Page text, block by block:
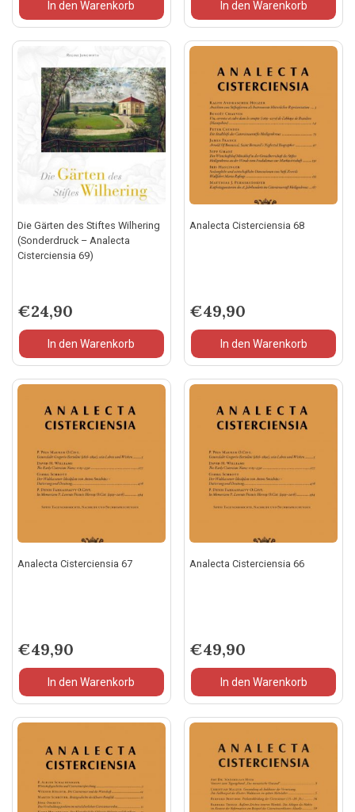
In den Warenkorb In den Warenkorb
Die Gärten des Stiftes Wilhering
(Sonderdruck – Analecta
Cisterciensia 69)
€24,90
In den Warenkorb
Analecta Cisterciensia 68
€49,90
In den Warenkorb
Analecta Cisterciensia 67
€49,90
In den Warenkorb
Analecta Cisterciensia 66
€49,90
In den Warenkorb